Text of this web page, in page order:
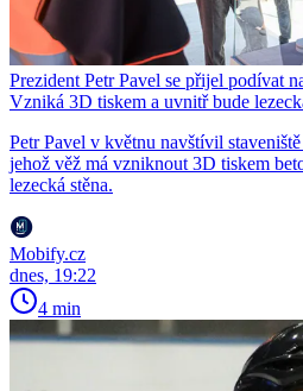
Prezident Petr Pavel se přijel podívat
Vzniká 3D tiskem a uvnitř bude
Petr Pavel v květnu navštívil
jehož věž má vzniknout 3D tiskem
lezecká stěna.
Mobify.cz
dnes, 19:22
4 min